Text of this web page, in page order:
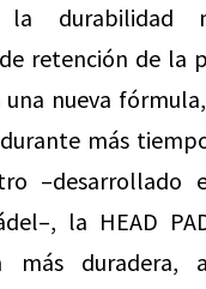
la durabilidad
retención de la
una nueva
más
–desarrollado
la HEAD
más